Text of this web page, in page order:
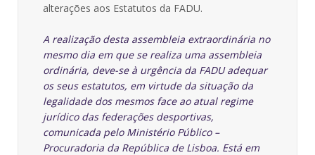
alterações aos Estatutos da FADU.
A realização desta assembleia extraordinária no
mesmo dia em que se realiza uma assembleia
ordinária, deve-se à urgência da FADU adequar
os seus estatutos, em virtude da situação da
legalidade dos mesmos face ao atual regime
jurídico das federações desportivas,
comunicada pelo Ministério Público –
Procuradoria da República de Lisboa. Está em